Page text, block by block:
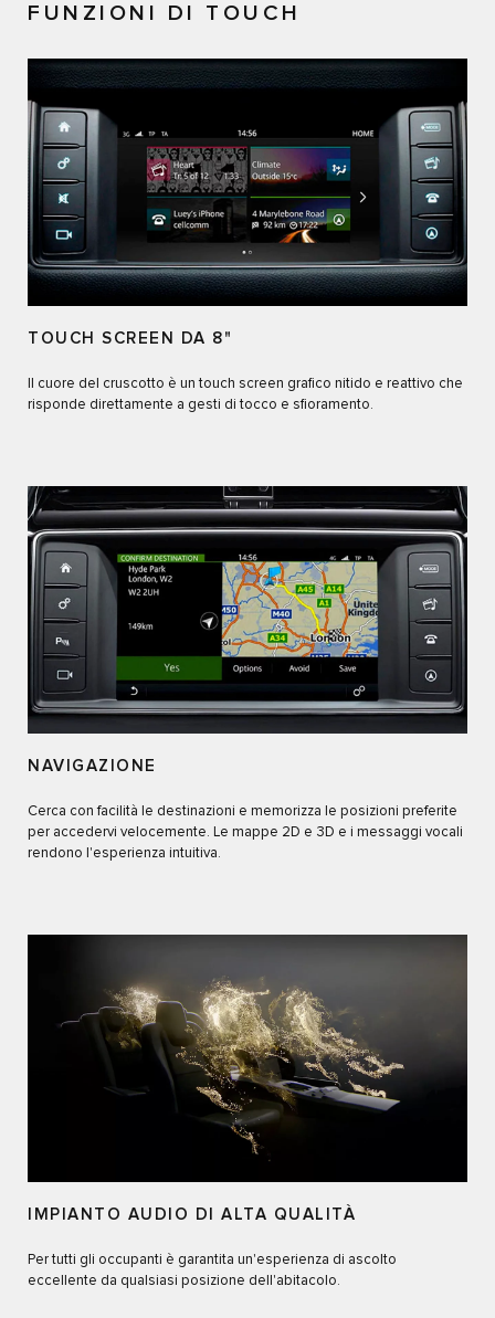
FUNZIONI DI TOUCH
TOUCH SCREEN DA 8"
Il cuore del cruscotto è un touch screen grafico nitido e reattivo che
risponde direttamente a gesti di tocco e sfioramento.
NAVIGAZIONE
Cerca con facilità le destinazioni e memorizza le posizioni preferite
per accedervi velocemente. Le mappe 2D e 3D e i messaggi vocali
rendono l'esperienza intuitiva.
IMPIANTO AUDIO DI ALTA QUALITÀ
Per tutti gli occupanti è garantita un'esperienza di ascolto
eccellente da qualsiasi posizione dell'abitacolo.